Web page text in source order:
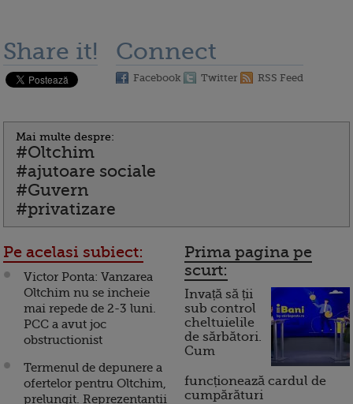
Share it! Connect
Facebook Twitter RSS Feed
Mai multe despre:
#Oltchim
#ajutoare sociale
#Guvern
#privatizare
Pe acelasi subiect:
Victor Ponta: Vanzarea
Oltchim nu se incheie
mai repede de 2-3 luni.
PCC a avut joc
obstructionist
Termenul de depunere a
ofertelor pentru Oltchim,
prelungit. Reprezentantii
Prima pagina pe
scurt:
Invață să ții
sub control
cheltuielile
de sărbători.
Cum
funcționează cardul de
cumpărături